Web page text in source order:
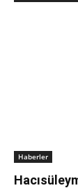
Haberler